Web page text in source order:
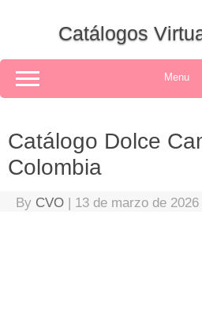
Catálogos
Menu
Catálogo Dolce
Colombia
By CVO | 13 de marzo de 2026